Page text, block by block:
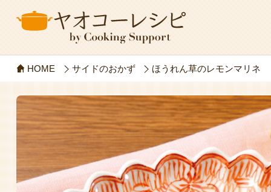
HOME サイドのおかず ほうれん草のレモンマリネ